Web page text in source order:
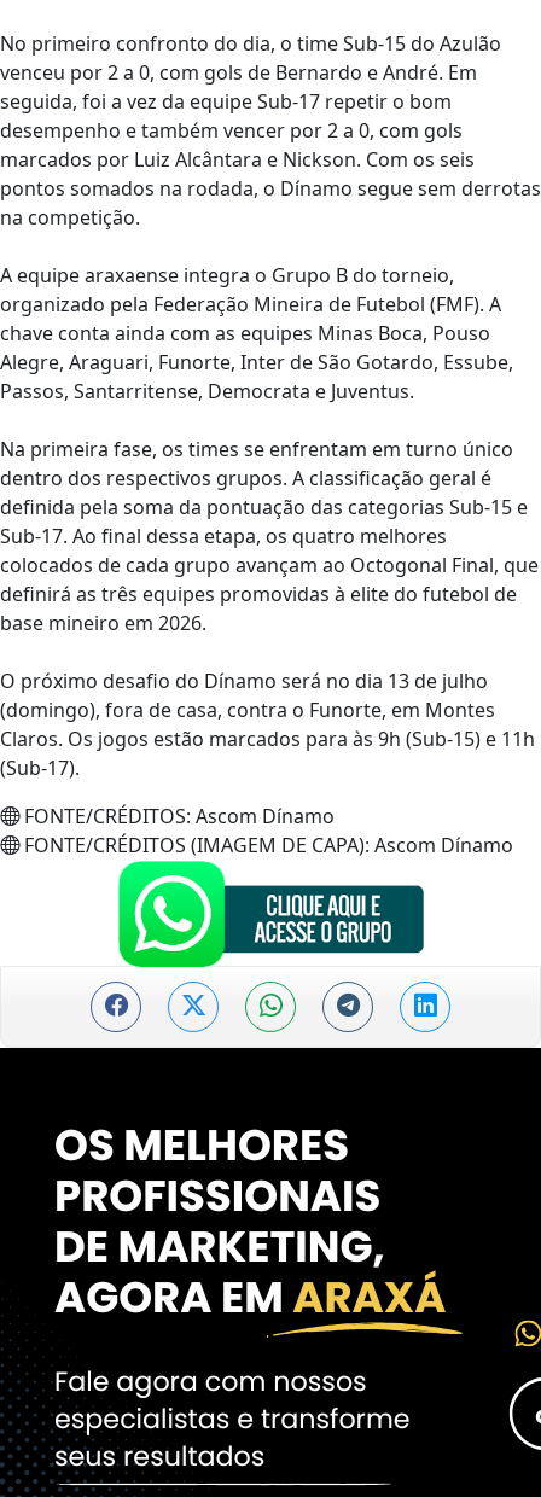
No primeiro confronto do dia, o time Sub-15 do Azulão
venceu por 2 a 0, com gols de Bernardo e André. Em
seguida, foi a vez da equipe Sub-17 repetir o bom
desempenho e também vencer por 2 a 0, com gols
marcados por Luiz Alcântara e Nickson. Com os seis
pontos somados na rodada, o Dínamo segue sem derrotas
na competição.
A equipe araxaense integra o Grupo B do torneio,
organizado pela Federação Mineira de Futebol (FMF). A
chave conta ainda com as equipes Minas Boca, Pouso
Alegre, Araguari, Funorte, Inter de São Gotardo, Essube,
Passos, Santarritense, Democrata e Juventus.
Na primeira fase, os times se enfrentam em turno único
dentro dos respectivos grupos. A classificação geral é
definida pela soma da pontuação das categorias Sub-15 e
Sub-17. Ao final dessa etapa, os quatro melhores
colocados de cada grupo avançam ao Octogonal Final, que
definirá as três equipes promovidas à elite do futebol de
base mineiro em 2026.
O próximo desafio do Dínamo será no dia 13 de julho
(domingo), fora de casa, contra o Funorte, em Montes
Claros. Os jogos estão marcados para às 9h (Sub-15) e 11h
(Sub-17).
FONTE/CRÉDITOS: Ascom Dínamo
FONTE/CRÉDITOS (IMAGEM DE CAPA): Ascom Dínamo